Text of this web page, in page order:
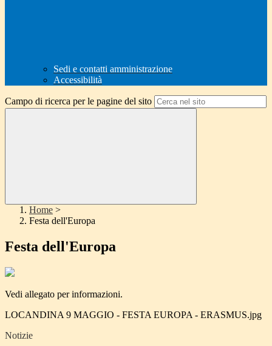
Sedi e contatti amministrazione
Accessibilità
Campo di ricerca per le pagine del sito
Home >
Festa dell'Europa
Festa dell'Europa
Vedi allegato per informazioni.
LOCANDINA 9 MAGGIO - FESTA EUROPA - ERASMUS.jpg
Notizie